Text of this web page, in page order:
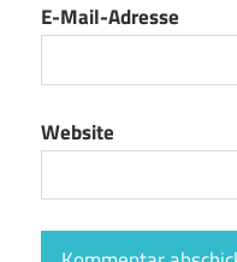
E-Mail-Adresse
Website